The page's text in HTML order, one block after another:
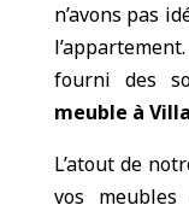
n’avons pas
fourni des
meuble à
L’atout de
vos